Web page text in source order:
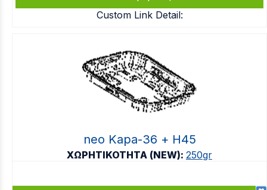
Custom Link Detail:
neo Kapa-36 + Η45
ΧΩΡΗΤΙΚΟΤΗΤΑ (NEW): 250gr